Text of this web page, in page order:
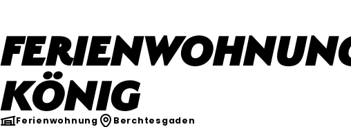
König
Ferienwohnung Berchtesgaden